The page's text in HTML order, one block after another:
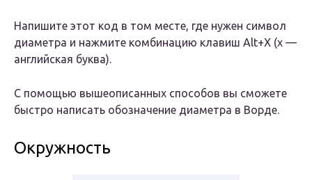
Напишите этот код в том месте, где нужен символ
диаметра и нажмите комбинацию клавиш Alt+X (x —
английская буква).
С помощью вышеописанных способов вы сможете
быстро написать обозначение диаметра в Ворде.
Окружность